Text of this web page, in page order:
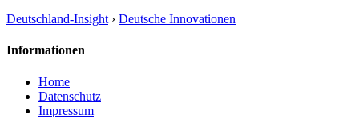
Deutschland-Insight › Deutsche Innovationen
Informationen
Home
Datenschutz
Impressum